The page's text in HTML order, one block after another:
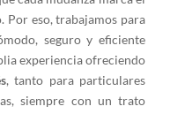
Por eso, trabajamos para
seguro y eficiente
experiencia ofreciendo
, tanto para particulares
siempre con un trato